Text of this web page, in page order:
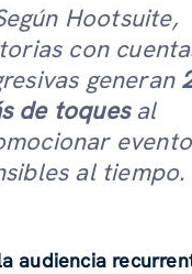
Hootsuite,
con
generan
de toquesal
al tiempo.
audiencia